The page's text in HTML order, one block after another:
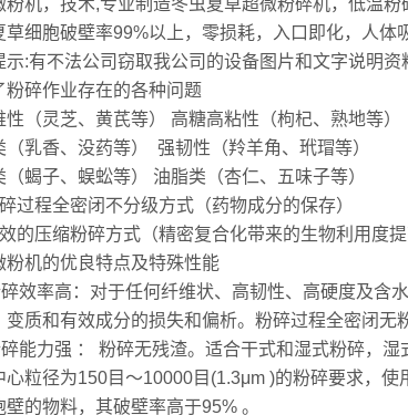
粉机，技术,专业制造冬虫夏草超微粉碎机，低温粉
草细胞破壁率99%以上，零损耗，入口即化，人体
示:有不法公司窃取我公司的设备图片和文字说明
粉碎作业存在的各种问题
性（灵芝、黄芪等） 高糖高粘性（枸杞、熟地等）
（乳香、没药等） 强韧性（羚羊角、玳瑁等）
（蝎子、蜈蚣等） 油脂类（杏仁、五味子等）
过程全密闭不分级方式（药物成分的保存）
的压缩粉碎方式（精密复合化带来的生物利用度提
粉机的优良特点及特殊性能
效率高：对于任何纤维状、高韧性、高硬度及含
变质和有效成分的损失和偏析。粉碎过程全密闭无
能力强 ： 粉碎无残渣。适合干式和湿式粉碎，湿
心粒径为150目～10000目(1.3μm )的粉碎要求，
壁的物料，其破壁率高于95% 。